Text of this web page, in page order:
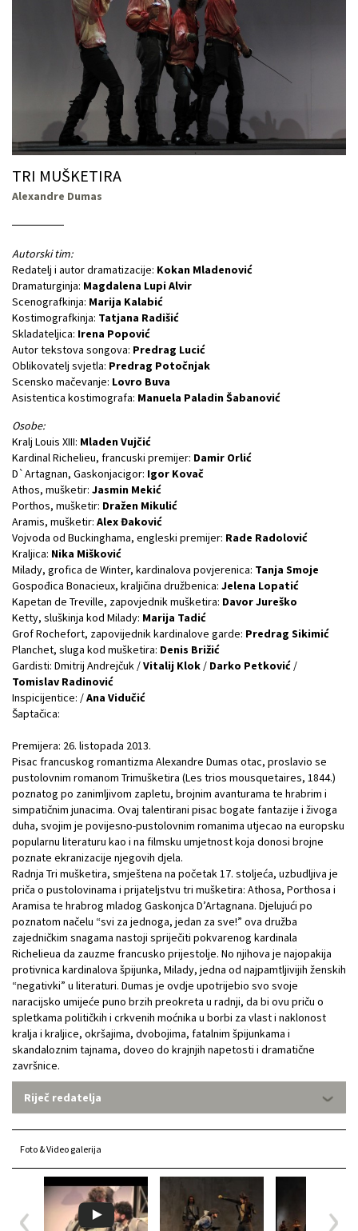
TRI MUŠKETIRA
Alexandre Dumas
Autorski tim:
Redatelj i autor dramatizacije: Kokan Mladenović
Dramaturginja: Magdalena Lupi Alvir
Scenografkinja: Marija Kalabić
Kostimografkinja: Tatjana Radišić
Skladateljica: Irena Popović
Autor tekstova songova: Predrag Lucić
Oblikovatelj svjetla: Predrag Potočnjak
Scensko mačevanje: Lovro Buva
Asistentica kostimografa: Manuela Paladin Šabanović
Osobe:
Kralj Louis XIII: Mladen Vujčić
Kardinal Richelieu, francuski premijer: Damir Orlić
D`Artagnan, Gaskonjacigor: Igor Kovač
Athos, mušketir: Jasmin Mekić
Porthos, mušketir: Dražen Mikulić
Aramis, mušketir: Alex Đaković
Vojvoda od Buckinghama, engleski premijer: Rade Radolović
Kraljica: Nika Mišković
Milady, grofica de Winter, kardinalova povjerenica: Tanja Smoje
Gospođica Bonacieux, kraljičina družbenica: Jelena Lopatić
Kapetan de Treville, zapovjednik mušketira: Davor Jureško
Ketty, sluškinja kod Milady: Marija Tadić
Grof Rochefort, zapovijednik kardinalove garde: Predrag Sikimić
Planchet, sluga kod mušketira: Denis Brižić
Gardisti: Dmitrij Andrejčuk /Vitalij Klok / Darko Petković /
Tomislav Radinović
Inspicijentice: /Ana Vidučić
Šaptačica:
Premijera: 26. listopada 2013.
Pisac francuskog romantizma Alexandre Dumas otac, proslavio se
pustolovnim romanom Trimušketira (Les trios mousquetaires, 1844.)
poznatog po zanimljivom zapletu, brojnim avanturama te hrabrim i
simpatičnim junacima. Ovaj talentirani pisac bogate fantazije i živoga
duha, svojim je povijesno-pustolovnim romanima utjecao na europsku
popularnu literaturu kao i na filmsku umjetnost koja donosi brojne
poznate ekranizacije njegovih djela.
Radnja Tri mušketira, smještena na početak 17. stoljeća, uzbudljiva je
priča o pustolovinama i prijateljstvu tri mušketira: Athosa, Porthosa i
Aramisa te hrabrog mladog Gaskonjca D’Artagnana. Djelujući po
poznatom načelu “svi za jednoga, jedan za sve!” ova družba
zajedničkim snagama nastoji spriječiti pokvarenog kardinala
Richelieua da zauzme francusko prijestolje. No njihova je najopakija
protivnica kardinalova špijunka, Milady, jedna od najpamtljivijih ženskih
“negativki” u literaturi. Dumas je ovdje upotrijebio svo svoje
naracijsko umijeće puno brzih preokreta u radnji, da bi ovu priču o
spletkama političkih i crkvenih moćnika u borbi za vlast i naklonost
kralja i kraljice, okršajima, dvobojima, fatalnim špijunkama i
skandaloznim tajnama, doveo do krajnjih napetosti i dramatične
završnice.
Riječ redatelja
Foto & Video galerija